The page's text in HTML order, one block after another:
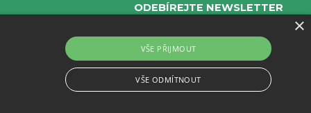
ODEBÍREJTE NEWSLETTER
WIKIKOMPAS
REGISTRACI A PROVOZ DOMÉN A WEBHOSTINGU
POSKYTUJE ZDARMA ACTIVE 24.
×
VŠE PŘIJMOUT
VŠE ODMÍTNOUT